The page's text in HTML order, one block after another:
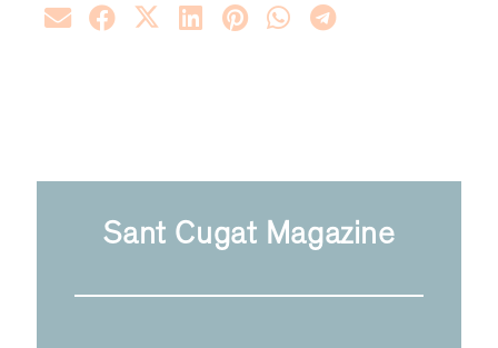
Sant Cugat Magazine